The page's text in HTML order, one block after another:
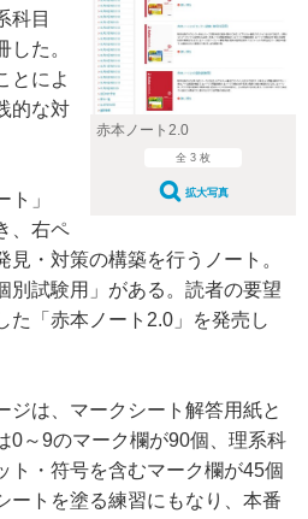
赤本ノート2.0
全 3 枚
拡大写真
科目
した。
とによ
的な対
」
、右ペ
・対策の構築を行うノート。
別試験用」がある。読者の要望
た「赤本ノート2.0」を発売し
は、マークシート解答用紙と
0～9のマーク欄が90個、理系科
ト・符号を含むマーク欄が45個
ートを塗る練習にもなり、本番